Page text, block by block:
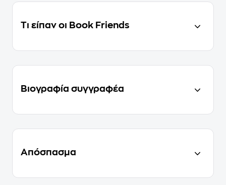
Τι είπαν οι Book Friends
Βιογραφία συγγραφέα
Απόσπασμα